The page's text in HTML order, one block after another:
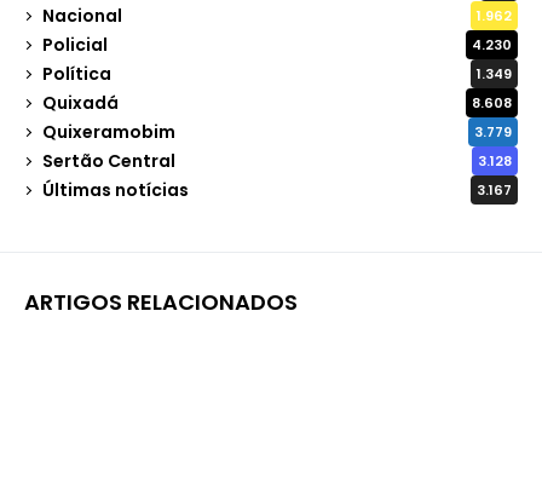
Nacional 1.962
Policial 4.230
Política 1.349
Quixadá 8.608
Quixeramobim 3.779
Sertão Central 3.128
Últimas notícias 3.167
ARTIGOS RELACIONADOS